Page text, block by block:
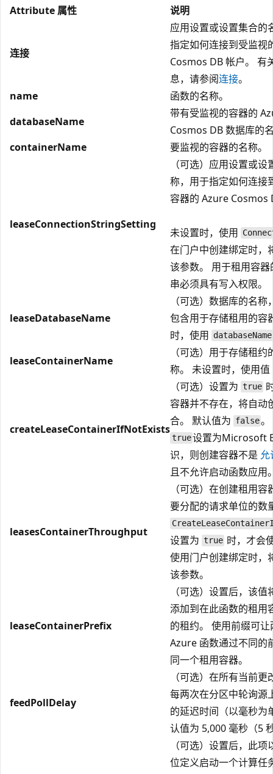
Attribute 属性
说明
连接
应用设置或设置集合的
指定如何连接到受监视
Cosmos DB 帐户。 有
息，请参阅连接。
name
函数的名称。
databaseName
带有受监视的容器的
Cosmos DB 数据库的
containerName
要监视的容器的名称。
leaseConnectionStringSetting
（可选）应用设置或设
称，用于指定如何连接
容器的 Azure Cosmos
未设置时，使用
在门户中创建绑定时，
该参数。 用于租用容
串必须具有写入权限。
leaseDatabaseName
（可选）数据库的名称
包含用于存储租用的容
时，使用 databaseName
leaseContainerName
（可选）用于存储租约
称。 未设置时，使用值
createLeaseContainerIfNotExists
（可选）设置为 true
容器并不存在，将自动
合。 默认值为 false
true设置为Microsoft
识，则创建容器不是
且不允许启动函数应用
leasesContainerThroughput
（可选）在创建租用容
要分配的请求单位的数
设置为 true 时，才会
使用门户创建绑定时，
该参数。
leaseContainerPrefix
（可选）设置后，该值
添加到在此函数的租用
的租约。 使用前缀可
Azure 函数通过不同的
同一个租用容器。
feedPollDelay
（可选）在所有当前更
每两次在分区中轮询源
的延迟时间（以毫秒为
认值为 5,000 毫秒（5
（可选）设置后，此项
位定义启动一个计算任